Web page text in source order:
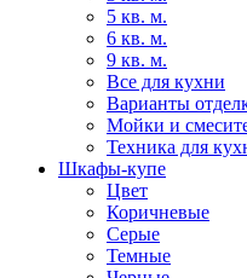
5 кв. м.
6 кв. м.
9 кв. м.
Все для кухни
Варианты
Мойки и
Техника для
Шкафы-купе
Цвет
Коричневые
Серые
Темные